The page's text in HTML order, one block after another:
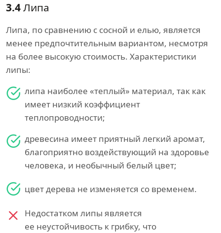
3.4Липа
Липа, по сравнению с сосной и елью, является
менее предпочтительным вариантом, несмотря
на более высокую стоимость. Характеристики
липы:
липа наиболее «теплый» материал, так как
имеет низкий коэффициент
теплопроводности;
древесина имеет приятный легкий аромат,
благоприятно воздействующий на здоровье
человека, и необычный белый цвет;
цвет дерева не изменяется со временем.
Недостатком липы является
ее неустойчивость к грибку, что